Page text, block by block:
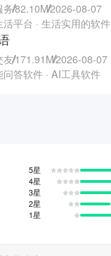
务82.10M2026-08-07
活平台 · 生活实用的软件
友171.91M2026-08-07
答软件 · AI工具软件
5星
4星
3星
2星
1星